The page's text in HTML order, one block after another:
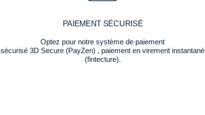
PAIEMENT SÉCURISÉ
Optez pour notre système de paiement
sécurisé 3D Secure (PayZen) , paiement en virement instantané
(fintecture).